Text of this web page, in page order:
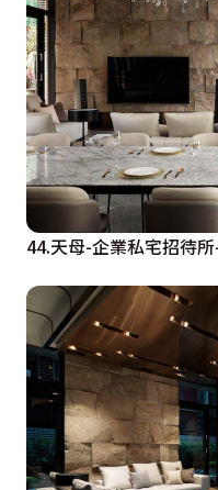
44.天母-企業私宅招待